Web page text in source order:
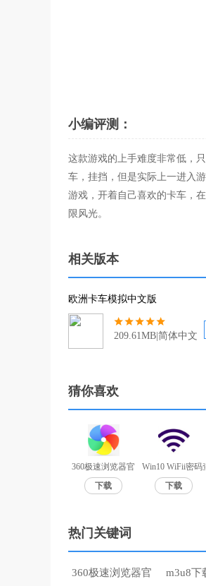
小编评测：
这款游戏的上手难度非常低，
车，挂挡，但是实际上一进入
游戏，开着自己喜欢的卡车，
限风光。
相关版本
欧洲卡车模拟中文版
209.61MB|简体中文
猜你喜欢
360极速浏览器官方版 v12.0.1524.0
下载
Win10 WiFii密码
下载
热门关键词
360极速浏览器官 m3u8下